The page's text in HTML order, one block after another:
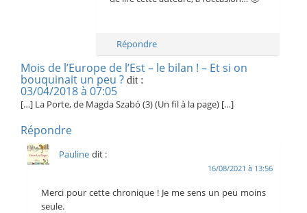
Répondre
Mois de l’Europe de l’Est – le bilan ! – Et si on
bouquinait un peu ? dit :
03/04/2018 à 07:05
[…] La Porte, de Magda Szabó (3) (Un fil à la page) […]
Répondre
Pauline dit :
16/08/2021 à 13:56
Merci pour cette chronique ! Je me sens un peu moins
seule.